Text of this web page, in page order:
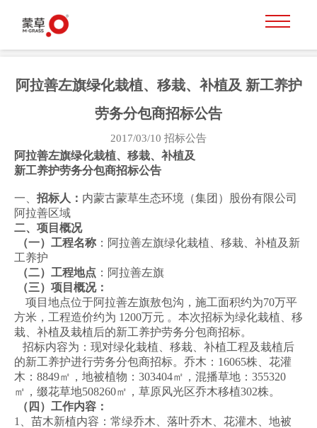
阿拉善左旗绿化栽植、移栽、补植及 新工养护
劳务分包商招标公告
2017/03/10 招标公告
阿拉善左旗绿化栽植、移栽、补植及
新工养护劳务分包商招标公告
一、 招标人： 内蒙古蒙草生态环境（集团）股份有限公司
阿拉善区域
二、项目概况
（一）工程名称 ：阿拉善左旗绿化栽植、移栽、补植及新
工养护
（二）工程地点 ：阿拉善左旗
（三）项目概况：
项目地点位于阿拉善左旗敖包沟，施工面积约为70万平
方米，工程造价约为 1200万元 。本次招标为绿化栽植、移
栽、补植及栽植后的新工养护劳务分包商招标。
招标内容为：现对绿化栽植、移栽、补植工程及栽植后
的新工养护进行劳务分包商招标。乔木：16065株、花灌
木：8849㎡，地被植物：303404㎡，混播草地：355320
㎡，缀花草地508260㎡，草原风光区乔木移植302株。
（四）工作内容：
1、苗木新植内容：常绿乔木、落叶乔木、花灌木、地被